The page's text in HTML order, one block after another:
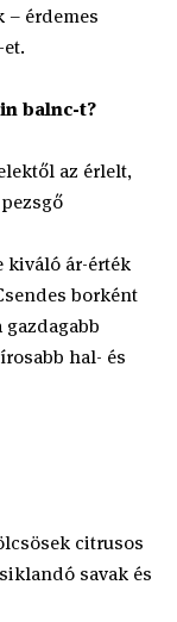
érdemes
et.
balnc-t?
az érlelt,
kiváló ár-érték
borként
hal- és
citrusos
savak és